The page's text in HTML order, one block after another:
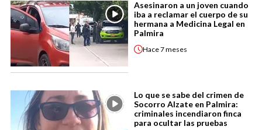
Asesinaron a un joven cuando
iba a reclamar el cuerpo de su
hermana a Medicina Legal en
Palmira
Hace7 meses
Lo que se sabe del crimen de
Socorro Alzate en Palmira:
criminales incendiaron finca
para ocultar las pruebas